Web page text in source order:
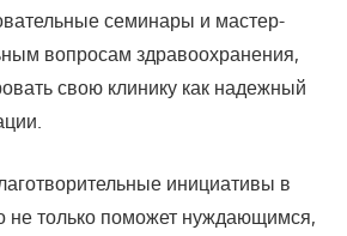
семинары и мастер-
вопросам здравоохранения,
свою клинику как надежный
инициативы в
не только поможет нуждающимся,